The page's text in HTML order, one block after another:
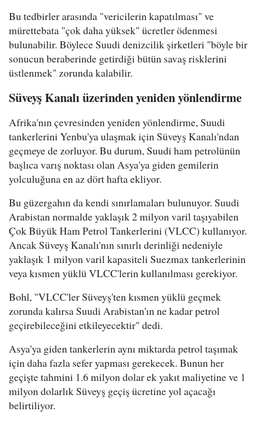
Bu tedbirler arasında "vericilerin kapatılması" ve
mürettebata "çok daha yüksek" ücretler ödenmesi
bulunabilir. Böylece Suudi denizcilik şirketleri "böyle bir
sonucun beraberinde getirdiği bütün savaş risklerini
üstlenmek" zorunda kalabilir.
Süveyş Kanalı üzerinden yeniden yönlendirme
Afrika'nın çevresinden yeniden yönlendirme, Suudi
tankerlerini Yenbu'ya ulaşmak için Süveyş Kanalı'ndan
geçmeye de zorluyor. Bu durum, Suudi ham petrolünün
başlıca varış noktası olan Asya'ya giden gemilerin
yolculuğuna en az dört hafta ekliyor.
Bu güzergahın da kendi sınırlamaları bulunuyor. Suudi
Arabistan normalde yaklaşık 2 milyon varil taşıyabilen
Çok Büyük Ham Petrol Tankerlerini (VLCC) kullanıyor.
Ancak Süveyş Kanalı'nın sınırlı derinliği nedeniyle
yaklaşık 1 milyon varil kapasiteli Suezmax tankerlerinin
veya kısmen yüklü VLCC'lerin kullanılması gerekiyor.
Bohl, "VLCC'ler Süveyş'ten kısmen yüklü geçmek
zorunda kalırsa Suudi Arabistan'ın ne kadar petrol
geçirebileceğini etkileyecektir" dedi.
Asya'ya giden tankerlerin aynı miktarda petrol taşımak
için daha fazla sefer yapması gerekecek. Bunun her
geçişte tahmini 1.6 milyon dolar ek yakıt maliyetine ve 1
milyon dolarlık Süveyş geçiş ücretine yol açacağı
belirtiliyor.